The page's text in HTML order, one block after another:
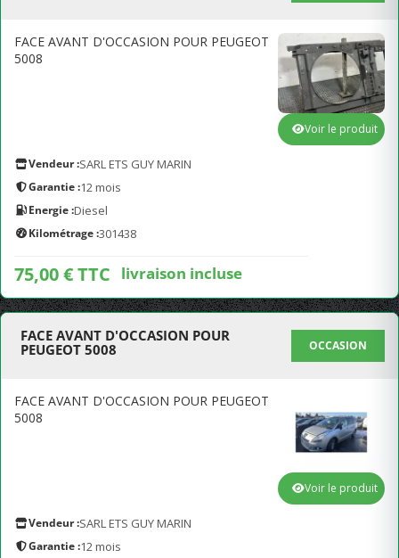
FACE AVANT D'OCCASION POUR PEUGEOT
5008
Vendeur :SARL ETS GUY MARIN
Garantie :12 mois
Energie :Diesel
Kilométrage :301438
75,00 € TTC livraison incluse
Voir le produit
FACE AVANT D'OCCASION POUR
PEUGEOT 5008
OCCASION
FACE AVANT D'OCCASION POUR PEUGEOT
5008
Vendeur :SARL ETS GUY MARIN
Garantie :12 mois
Voir le produit